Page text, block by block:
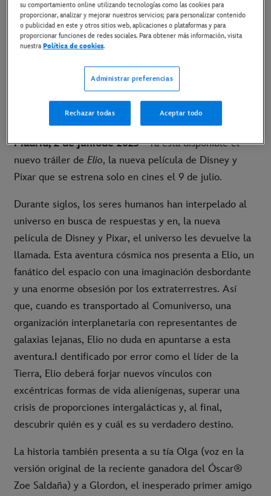
9 DE JULIO SOLO EN CINES
LINK AL MATERIAL DISPONIBLE
Madrid, 2 de juniode 2025- Ya está disponible el
nuevo tráiler de Elio, la nueva película de Disney y
Pixar que se estrena solo en cines el 9 de julio.
Durante siglos, los seres humanos han interpelado al
universo en busca de respuestas y en, la nueva
película de Disney y Pixar, el universo les devuelve la
llamada. Esta aventura cósmica nos presenta a Elio, un
fanático del espacio con una imaginación desbordante
y una enorme obsesión por los extraterrestres. Así
que, cuando es transportado al Comuniverso, una
organización interplanetaria con representantes de
galaxias lejanas, Elio no duda en apuntarse a esta
aventura.I dentificado por error como el líder de la
Tierra, Elio deberá forjar nuevos vínculos con
excéntricas formas de vida alienígenas, superar una
crisis de proporciones intergalácticas y, al final,
descubrir quién es y cuál es su verdadero destino.
La historia también presenta a su tía Olga (voz en la
versión original de la reciente ganadora del Óscar®
Zoe Saldaña) y a Glordon, el inesperado primer amigo
su comportamiento online utilizando tecnologías como las cookies para
proporcionar, analizar y mejorar nuestros servicios; para personalizar contenido
o publicidad en este y otros sitios web, aplicaciones o plataformas y para
proporcionar funciones de redes sociales. Para obtener más información, visita
nuestraPolítica de cookies.
Administrar preferencias
Rechazar todas Aceptar todo